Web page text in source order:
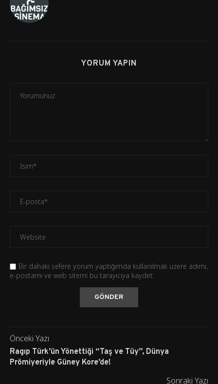
YORUM YAPIN
Bir dahaki sefere yorum yaptığımda kullanılmak üzere adımı,
e-postamı ve web sitemi bu tarayıcıya kaydet.
Önceki Yazı
Ragıp Türk’ün Yönettiği “Taş ve Tüy”, Dünya
Prömiyeriyle Güney Kore’de!
Sonraki Yazı